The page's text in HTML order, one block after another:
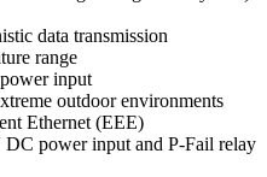
data transmission
range
input
outdoor environments
Ethernet (EEE)
DC power input and P-Fail relay